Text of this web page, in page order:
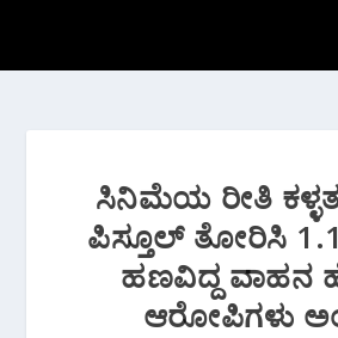
ಸಿನಿಮೆಯ ರೀತಿ‌
ಪಿಸ್ತೂಲ್ ತೋರಿಸಿ
ಹಣವಿದ್ದ ವಾಹನ
ಆರೋಪಿಗಳು